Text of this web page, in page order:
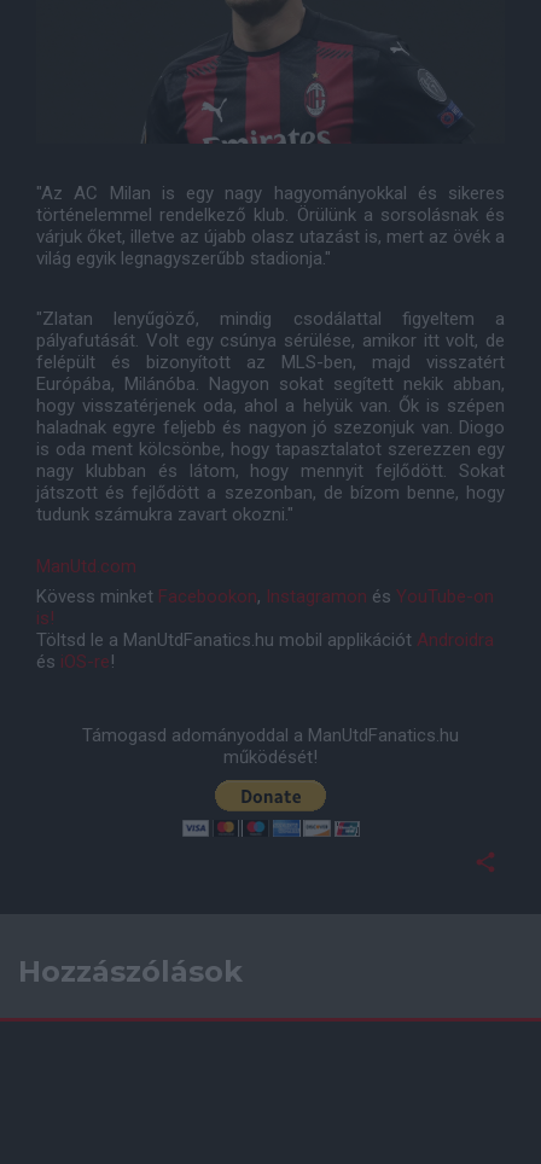
"Az AC Milan is egy nagy hagyományokkal és sikeres
történelemmel rendelkező klub. Örülünk a sorsolásnak és
várjuk őket, illetve az újabb olasz utazást is, mert az övék a
világ egyik legnagyszerűbb stadionja."
"Zlatan lenyűgöző, mindig csodálattal figyeltem a
pályafutását. Volt egy csúnya sérülése, amikor itt volt, de
felépült és bizonyított az MLS-ben, majd visszatért
Európába, Milánóba. Nagyon sokat segített nekik abban,
hogy visszatérjenek oda, ahol a helyük van. Ők is szépen
haladnak egyre feljebb és nagyon jó szezonjuk van. Diogo
is oda ment kölcsönbe, hogy tapasztalatot szerezzen egy
nagy klubban és látom, hogy mennyit fejlődött. Sokat
játszott és fejlődött a szezonban, de bízom benne, hogy
tudunk számukra zavart okozni."
ManUtd.com
Kövess minket Facebookon, Instagramon és YouTube-on
is!
Töltsd le a ManUtdFanatics.hu mobil applikációt Androidra
és iOS-re!
Támogasd adományoddal a ManUtdFanatics.hu
működését!
Hozzászólások